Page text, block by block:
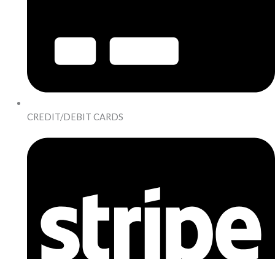
CREDIT/DEBIT CARDS